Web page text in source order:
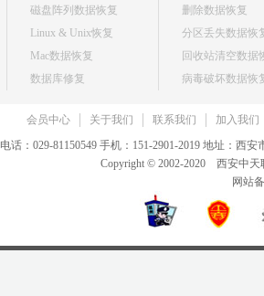
磁盘阵列数据恢复
Linux & Unix恢复
Mac数据恢复
数据库修复
删除数据恢复
分区丢失数据恢
回收站清空数据
病毒破坏数据恢
会员中心 关于我们 联系我们
加入我们
电话：029-81150549 手机：151-2901-2019 地址：西
Copyright © 2002-2020 西安中
网站